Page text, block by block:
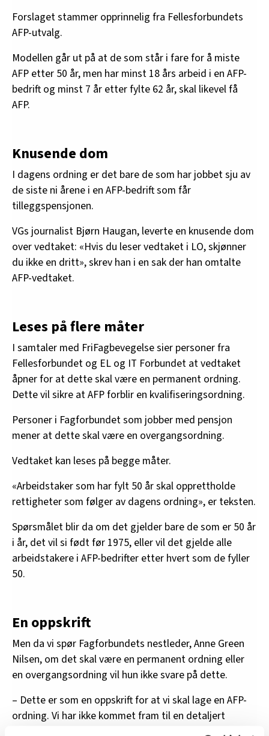
Forslaget stammer opprinnelig fra Fellesforbundets
AFP-utvalg.
Modellen går ut på at de som står i fare for å miste
AFP etter 50 år, men har minst 18 års arbeid i en AFP-
bedrift og minst 7 år etter fylte 62 år, skal likevel få
AFP.
Knusende dom
I dagens ordning er det bare de som har jobbet sju av
de siste ni årene i en AFP-bedrift som får
tilleggspensjonen.
VGs journalist Bjørn Haugan, leverte en knusende dom
over vedtaket: «Hvis du leser vedtaket i LO, skjønner
du ikke en dritt», skrev han i en sak der han omtalte
AFP-vedtaket.
Leses på flere måter
I samtaler med FriFagbevegelse sier personer fra
Fellesforbundet og EL og IT Forbundet at vedtaket
åpner for at dette skal være en permanent ordning.
Dette vil sikre at AFP forblir en kvalifiseringsordning.
Personer i Fagforbundet som jobber med pensjon
mener at dette skal være en overgangsordning.
Vedtaket kan leses på begge måter.
«Arbeidstaker som har fylt 50 år skal opprettholde
rettigheter som følger av dagens ordning», er teksten.
Spørsmålet blir da om det gjelder bare de som er 50 år
i år, det vil si født før 1975, eller vil det gjelde alle
arbeidstakere i AFP-bedrifter etter hvert som de fyller
50.
En oppskrift
Men da vi spør Fagforbundets nestleder, Anne Green
Nilsen, om det skal være en permanent ordning eller
en overgangsordning vil hun ikke svare på dette.
– Dette er som en oppskrift for at vi skal lage en AFP-
ordning. Vi har ikke kommet fram til en detaljert